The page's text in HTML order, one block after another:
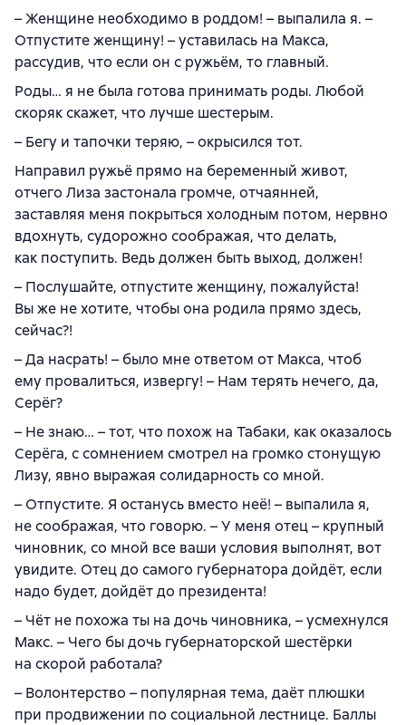
– Женщине необходимо в роддом! – выпалила я. –
Отпустите женщину! – уставилась на Макса,
рассудив, что если он с ружьём, то главный.
Роды… я не была готова принимать роды. Любой
скоряк скажет, что лучше шестерым.
– Бегу и тапочки теряю, – окрысился тот.
Направил ружьё прямо на беременный живот,
отчего Лиза застонала громче, отчаянней,
заставляя меня покрыться холодным потом, нервно
вдохнуть, судорожно соображая, что делать,
как поступить. Ведь должен быть выход, должен!
– Послушайте, отпустите женщину, пожалуйста!
Вы же не хотите, чтобы она родила прямо здесь,
сейчас?!
– Да насрать! – было мне ответом от Макса, чтоб
ему провалиться, извергу! – Нам терять нечего, да,
Серёг?
– Не знаю… – тот, что похож на Табаки, как оказалось
Серёга, с сомнением смотрел на громко стонущую
Лизу, явно выражая солидарность со мной.
– Отпустите. Я останусь вместо неё! – выпалила я,
не соображая, что говорю. – У меня отец – крупный
чиновник, со мной все ваши условия выполнят, вот
увидите. Отец до самого губернатора дойдёт, если
надо будет, дойдёт до президента!
– Чёт не похожа ты на дочь чиновника, – усмехнулся
Макс. – Чего бы дочь губернаторской шестёрки
на скорой работала?
– Волонтерство – популярная тема, даёт плюшки
при продвижении по социальной лестнице. Баллы